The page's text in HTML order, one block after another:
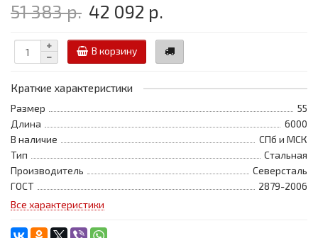
51 383 р. 42 092 р.
В корзину
Краткие характеристики
Размер
55
Длина
6000
В наличие
СПб и МСК
Тип
Стальная
Производитель
Северсталь
ГОСТ
2879-2006
Все характеристики